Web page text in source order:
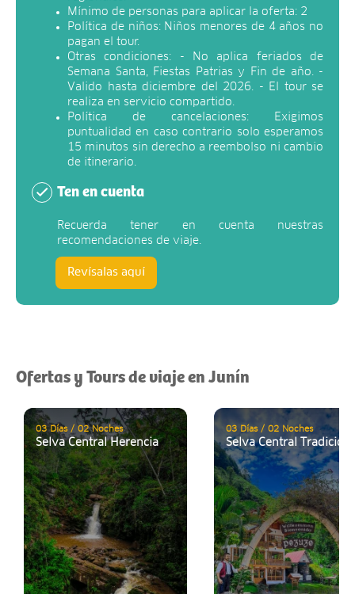
Mínimo de personas para aplicar la oferta: 2
Política de niños: Niños menores de 4 años no
pagan el tour.
Otras condiciones: - No aplica feriados de
Semana Santa, Fiestas Patrias y Fin de año. -
Valido hasta diciembre del 2026. - El tour se
realiza en servicio compartido.
Política de cancelaciones: Exigimos
puntualidad en caso contrario solo esperamos
15 minutos sin derecho a reembolso ni cambio
de itinerario.
Ten en cuenta
Recuerda tener en cuenta nuestras
recomendaciones de viaje.
Revísalas aquí
Ofertas y Tours de viaje en Junín
03 Días / 02 Noches
Selva Central Herencia
03 Días / 02 Noches
Selva Central